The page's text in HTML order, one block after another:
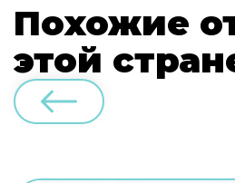
Похожие
этой